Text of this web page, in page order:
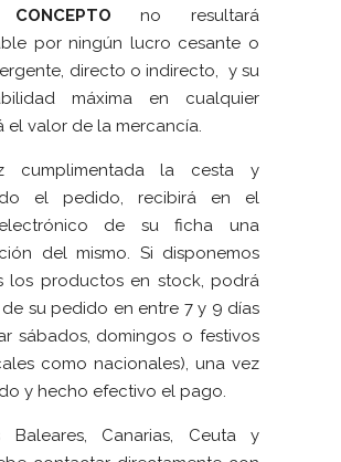
no resultará
por ningún lucro cesante o
directo o indirecto, y su
máxima en cualquier
el valor de la mercancía.
cumplimentada la cesta y
el pedido, recibirá en el
de su ficha una
del mismo. Si disponemos
los productos en stock, podrá
su pedido en entre 7 y 9 días
sábados, domingos o festivos
como nacionales), una vez
y hecho efectivo el pago.
Baleares, Canarias, Ceuta y